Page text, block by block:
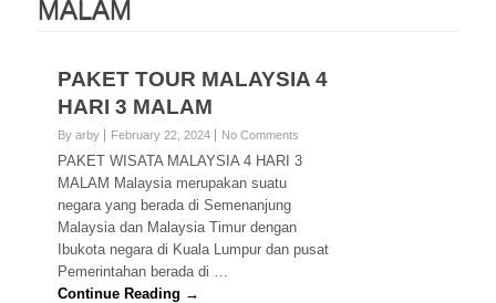
MALAM
PAKET TOUR MALAYSIA 4
HARI 3 MALAM
By arby February 22, 2024 No Comments
PAKET WISATA MALAYSIA 4 HARI 3
MALAM Malaysia merupakan suatu
negara yang berada di Semenanjung
Malaysia dan Malaysia Timur dengan
Ibukota negara di Kuala Lumpur dan pusat
Pemerintahan berada di …
Continue Reading →